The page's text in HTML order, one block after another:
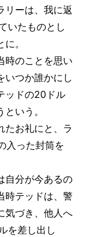
リーは、我に返
いたものとし
。
時のことを思い
いつか誰かにし
ッドの20ドル
いう。
お礼にと、ラ
入った封筒を
自分が今あるの
時テッドは、警
気づき、他人へ
を差し出し